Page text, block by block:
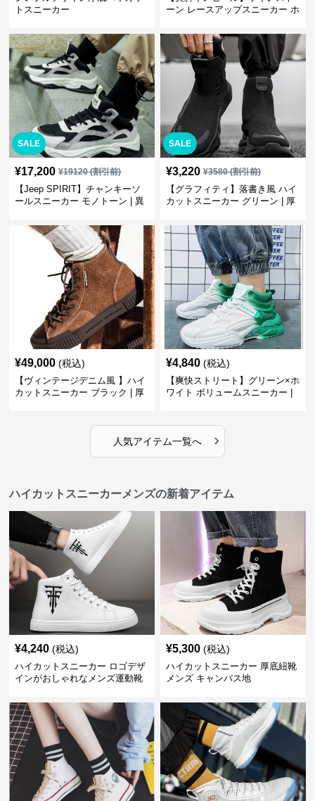
トスニーカー
ーン レースアップスニーカー ホ
SALE
¥17,200 ¥19120(割引前)
【Jeep SPIRIT】チャンキーソ
ールスニーカー モノトーン | 異
SALE
¥3,220 ¥3580(割引前)
【グラフィティ】落書き風 ハイ
カットスニーカー グリーン | 厚
¥49,000 (税込)
【ヴィンテージデニム風 】ハイ
カットスニーカー ブラック | 厚
¥4,840 (税込)
【爽快ストリート】グリーン×ホ
ワイト ボリュームスニーカー |
人気アイテム一覧へ ›
ハイカットスニーカーメンズの新着アイテム
¥4,240 (税込)
ハイカットスニーカー ロゴデザ
インがおしゃれなメンズ運動靴
¥5,300 (税込)
ハイカットスニーカー 厚底紐靴
メンズ キャンバス地